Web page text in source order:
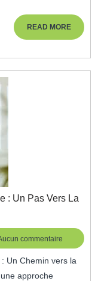
Formation
Professionnelle
READ MOREREAD
MORE
: Un Pas Vers La
commentaire
approche